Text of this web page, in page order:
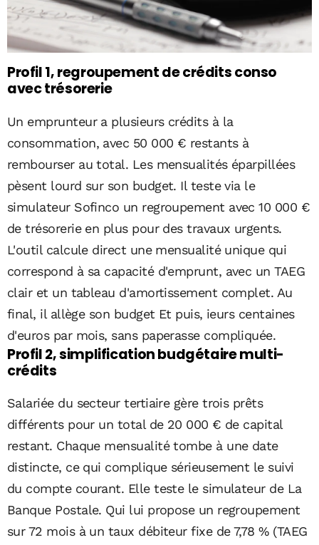
Profil 1, regroupement de crédits conso
avec trésorerie
Un emprunteur a plusieurs crédits à la
consommation, avec 50 000 € restants à
rembourser au total. Les mensualités éparpillées
pèsent lourd sur son budget. Il teste via le
simulateur Sofinco un regroupement avec 10 000 €
de trésorerie en plus pour des travaux urgents.
L'outil calcule direct une mensualité unique qui
correspond à sa capacité d'emprunt, avec un TAEG
clair et un tableau d'amortissement complet. Au
final, il allège son budget Et puis, ieurs centaines
d'euros par mois, sans paperasse compliquée.
Profil 2, simplification budgétaire multi-
crédits
Salariée du secteur tertiaire gère trois prêts
différents pour un total de 20 000 € de capital
restant. Chaque mensualité tombe à une date
distincte, ce qui complique sérieusement le suivi
du compte courant. Elle teste le simulateur de La
Banque Postale. Qui lui propose un regroupement
sur 72 mois à un taux débiteur fixe de 7,78 % (TAEG